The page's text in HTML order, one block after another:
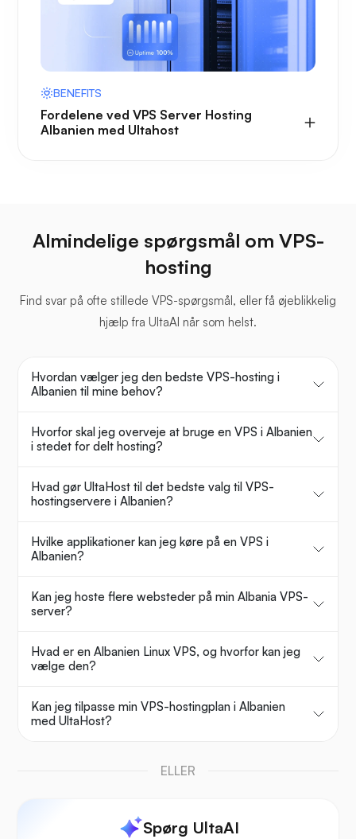
BENEFITS
Fordelene ved VPS Server Hosting
Albanien med Ultahost
Almindelige spørgsmål om VPS-
hosting
Find svar på ofte stillede VPS-spørgsmål, eller få øjeblikkelig
hjælp fra UltaAI når som helst.
Hvordan vælger jeg den bedste VPS-hosting i
Albanien til mine behov?
Hvorfor skal jeg overveje at bruge en VPS i Albanien
i stedet for delt hosting?
Hvad gør UltaHost til det bedste valg til VPS-
hostingservere i Albanien?
Hvilke applikationer kan jeg køre på en VPS i
Albanien?
Kan jeg hoste flere websteder på min Albania VPS-
server?
Hvad er en Albanien Linux VPS, og hvorfor kan jeg
vælge den?
Kan jeg tilpasse min VPS-hostingplan i Albanien
med UltaHost?
ELLER
Spørg UltaAI